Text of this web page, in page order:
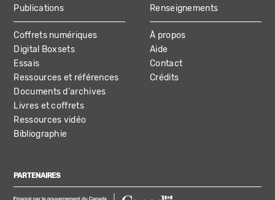
Publications
Coffrets numériques
Digital Boxsets
Essais
Ressources et références
Documents d'archives
Livres et coffrets
Ressources vidéo
Bibliographie
Renseignements
À propos
Aide
Contact
Crédits
PARTENAIRES